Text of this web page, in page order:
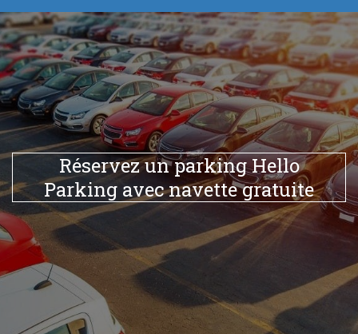
Réservez un parking Hello
Parking avec navette gratuite